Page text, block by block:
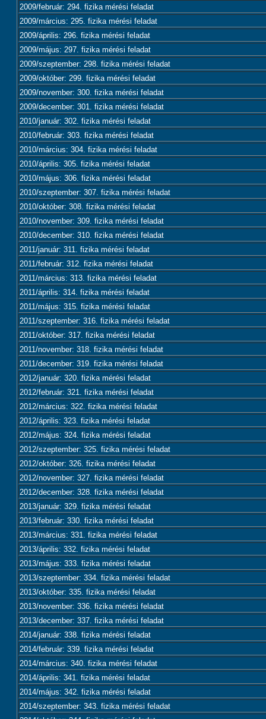
2009/február: 294. fizika mérési feladat
2009/március: 295. fizika mérési feladat
2009/április: 296. fizika mérési feladat
2009/május: 297. fizika mérési feladat
2009/szeptember: 298. fizika mérési feladat
2009/október: 299. fizika mérési feladat
2009/november: 300. fizika mérési feladat
2009/december: 301. fizika mérési feladat
2010/január: 302. fizika mérési feladat
2010/február: 303. fizika mérési feladat
2010/március: 304. fizika mérési feladat
2010/április: 305. fizika mérési feladat
2010/május: 306. fizika mérési feladat
2010/szeptember: 307. fizika mérési feladat
2010/október: 308. fizika mérési feladat
2010/november: 309. fizika mérési feladat
2010/december: 310. fizika mérési feladat
2011/január: 311. fizika mérési feladat
2011/február: 312. fizika mérési feladat
2011/március: 313. fizika mérési feladat
2011/április: 314. fizika mérési feladat
2011/május: 315. fizika mérési feladat
2011/szeptember: 316. fizika mérési feladat
2011/október: 317. fizika mérési feladat
2011/november: 318. fizika mérési feladat
2011/december: 319. fizika mérési feladat
2012/január: 320. fizika mérési feladat
2012/február: 321. fizika mérési feladat
2012/március: 322. fizika mérési feladat
2012/április: 323. fizika mérési feladat
2012/május: 324. fizika mérési feladat
2012/szeptember: 325. fizika mérési feladat
2012/október: 326. fizika mérési feladat
2012/november: 327. fizika mérési feladat
2012/december: 328. fizika mérési feladat
2013/január: 329. fizika mérési feladat
2013/február: 330. fizika mérési feladat
2013/március: 331. fizika mérési feladat
2013/április: 332. fizika mérési feladat
2013/május: 333. fizika mérési feladat
2013/szeptember: 334. fizika mérési feladat
2013/október: 335. fizika mérési feladat
2013/november: 336. fizika mérési feladat
2013/december: 337. fizika mérési feladat
2014/január: 338. fizika mérési feladat
2014/február: 339. fizika mérési feladat
2014/március: 340. fizika mérési feladat
2014/április: 341. fizika mérési feladat
2014/május: 342. fizika mérési feladat
2014/szeptember: 343. fizika mérési feladat